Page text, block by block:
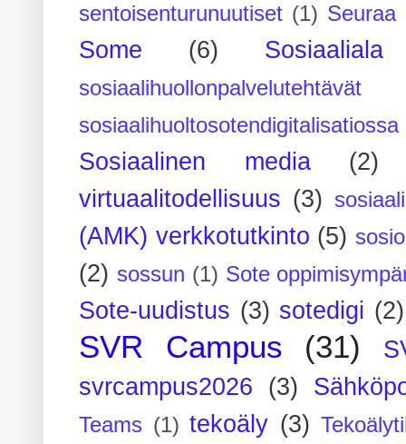
sentoisenturunuutiset (1) Seuraa
Some (6) Sosiaaliala
sosiaalihuollonpalvelutehtävät
sosiaalihuoltosotendigitalisatiossa
Sosiaalinen media
(2)
virtuaalitodellisuus (3)
(AMK) verkkotutkinto (5)
(2) sossun (1) Sote
Sote-uudistus (3) sotedigi (2)
SVR Campus (31)
svrcampus2026
(3)
Teams (1) tekoäly (3)